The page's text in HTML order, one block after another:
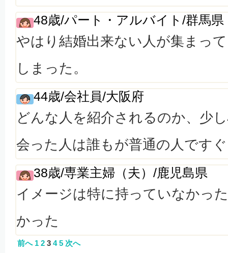
48歳/パート・アルバイト/群馬県
やはり結婚出来ない人が集まっ
しまった。
44歳/会社員/大阪府
どんな人を紹介されるのか、少
会った人は誰もが普通の人です
38歳/専業主婦（夫）/鹿児島県
イメージは特に持っていなかっ
かった
前へ 1 2 3 4 5 次へ